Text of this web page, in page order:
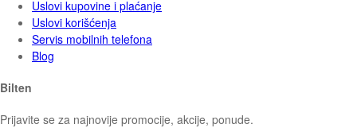
Uslovi kupovine i plaćanje
Uslovi korišćenja
Servis mobilnih telefona
Blog
Bilten
Prijavite se za najnovije promocije, akcije, ponude.